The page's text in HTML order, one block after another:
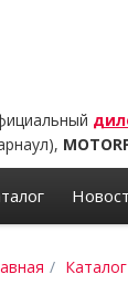
Каталог